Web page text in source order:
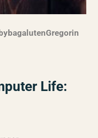
bagalutenGregorin
Life: